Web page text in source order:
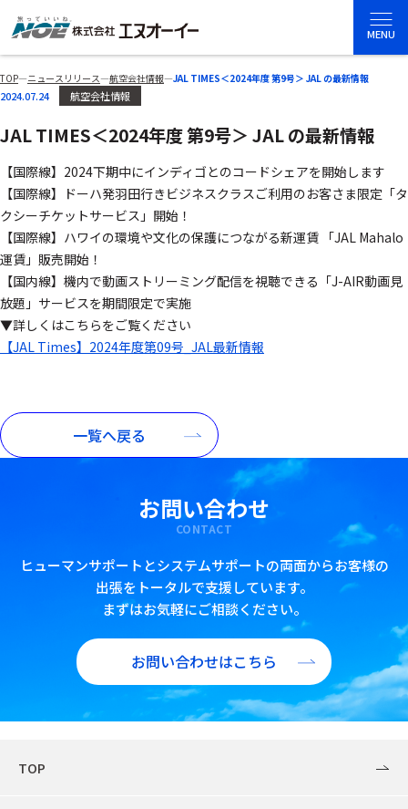
MENU
TOP―ニュースリリース―航空会社情報―JAL TIMES＜2024年度 第9号＞ JAL の最新情報
2024.07.24 航空会社情報
JAL TIMES＜2024年度 第9号＞ JAL の最新情報
【国際線】2024下期中にインディゴとのコードシェアを開始します
【国際線】ドーハ発羽田行きビジネスクラスご利用のお客さま限定「タ
クシーチケットサービス」開始！
【国際線】ハワイの環境や文化の保護につながる新運賃 「JAL Mahalo
運賃」販売開始！
【国内線】機内で動画ストリーミング配信を視聴できる「J-AIR動画見
放題」サービスを期間限定で実施
▼詳しくはこちらをご覧ください
【JAL Times】2024年度第09号_JAL最新情報
一覧へ戻る
お問い合わせ
CONTACT
ヒューマンサポートとシステムサポートの両面からお客様の
出張をトータルで支援しています。
まずはお気軽にご相談ください。
お問い合わせはこちら
TOP